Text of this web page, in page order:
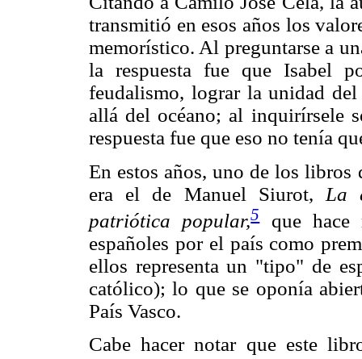
transmitió en esos años los
memorístico. Al preguntarse a
la respuesta fue que Isabel
feudalismo, lograr la unidad
allá del océano; al inquirírsele
respuesta fue que eso no tenía
En estos años, uno de los
era el de Manuel Siurot, La
patriótica popular,5que hace
españoles por el país como
ellos representa un "tipo" de
católico); lo que se oponía
País Vasco.
Cabe hacer notar que este